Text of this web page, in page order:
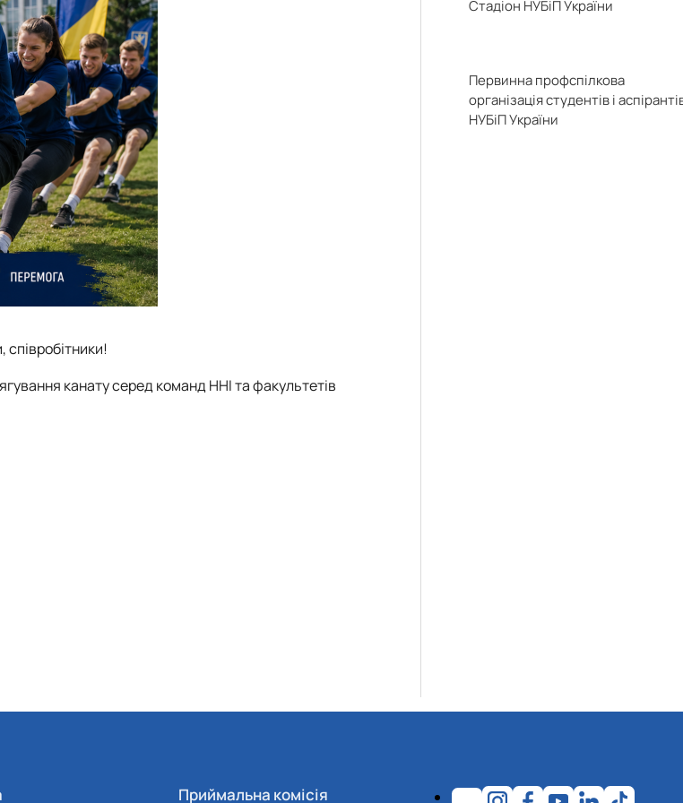
канату серед команд ННІ та факультетів
Стадіон НУБіП України
Первинна профспілкова
організація студентів і
НУБіП України
Приймальна комісія